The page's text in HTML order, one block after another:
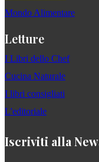
Mondo Alimentare
Letture
I Libri dello Chef
Cucina Naturale
I libri consigliati
L'editoriale
Iscriviti alla